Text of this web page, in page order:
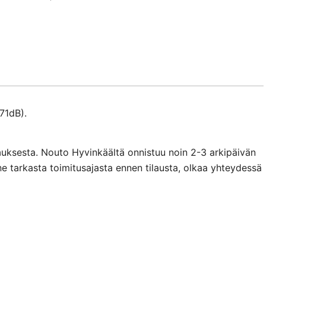
18
Nouto Hyvinkäältä onnistuu noin 2-3 arkipäivän
tarkasta toimitusajasta ennen tilausta, olkaa yhteydessä